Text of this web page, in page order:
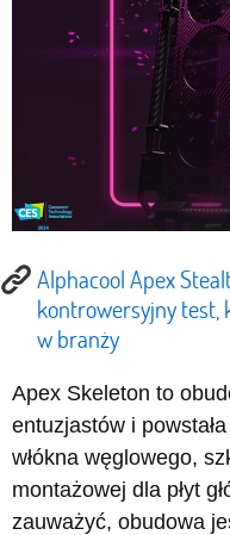
Alphacool Apex
kontrowersyjny test,
w branży
Apex Skeleton to
entuzjastów i
włókna węglowego,
montażowej dla płyt
zauważyć, obudowa